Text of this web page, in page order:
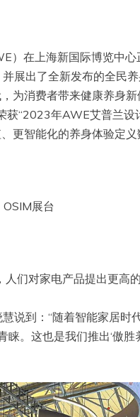
）在上海新国际博览中心
展出了全新发布的全民
为消费者带来健康养身新
获“2023年AWE艾普兰设
更智能化的养身体验定
展台
们对家电产品提出更高
说到：“随着智能家居时
。这也是我们推出‘傲胜